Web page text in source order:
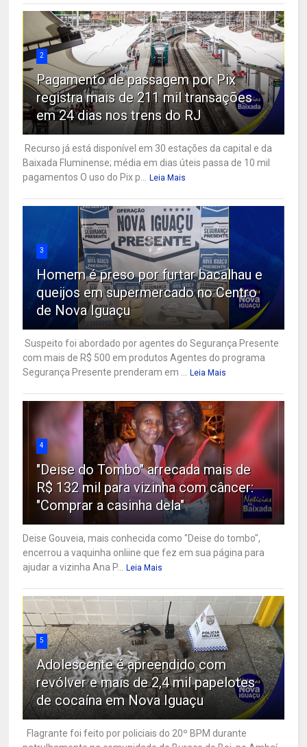
2
Pagamento de passagem por Pix
registra mais de 211 mil transações
em 24 dias nos trens do RJ
Recurso já está disponível em 30 estações da capital e da
Baixada Fluminense; média em dias úteis passa de 10 mil
pagamentos O uso do Pix p...
Leia Mais
3
Homem é preso por furtar bacalhau e
queijos em supermercado no Centro
de Nova Iguaçu
Suspeito foi abordado por agentes do Segurança Presente
com mais de R$ 500 em produtos Agentes do programa
Segurança Presente prenderam em ...
Leia Mais
4
"Deise do Tombo" arrecada mais de
R$ 132 mil para vizinha com câncer:
"Comprar a casinha dela"
Deise Gouveia, mais conhecida como "Deise do tombo",
encerrou a vaquinha onliine que fez em sua página para
ajudar a vizinha Ana P...
Leia Mais
5
Adolescente é apreendido com
revólver e mais de 2,4 mil papelotes
de cocaína em Nova Iguaçu
Flagrante foi feito por policiais do 20º BPM durante